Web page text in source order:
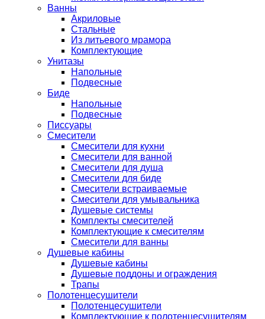
Ванны
Акриловые
Стальные
Из литьевого мрамора
Комплектующие
Унитазы
Напольные
Подвесные
Биде
Напольные
Подвесные
Писсуары
Смесители
Смесители для кухни
Смесители для ванной
Смесители для душа
Смесители для биде
Смесители встраиваемые
Смесители для умывальника
Душевые системы
Комплекты смесителей
Комплектующие к смесителям
Смесители для ванны
Душевые кабины
Душевые кабины
Душевые поддоны и ограждения
Трапы
Полотенцесушители
Полотенцесушители
Комплектующие к полотенцесушителям